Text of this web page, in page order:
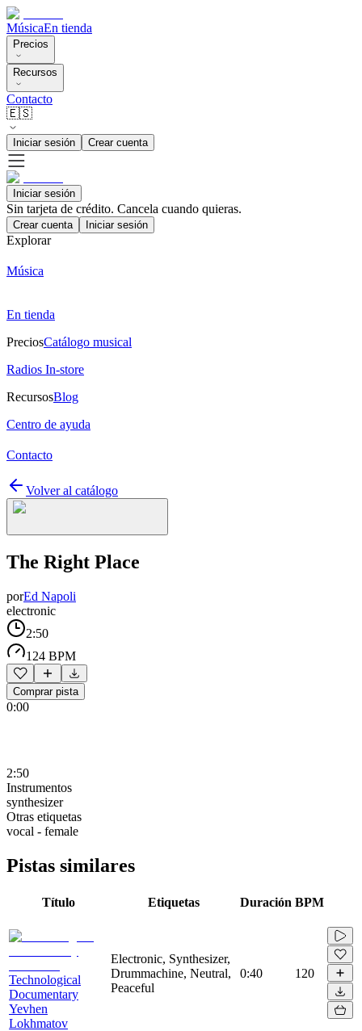
MúsicaEn tienda
Precios
Recursos
Contacto
🇪🇸
Iniciar sesión Crear cuenta
Iniciar sesión
Sin tarjeta de crédito. Cancela cuando quieras.
Crear cuenta Iniciar sesión
Explorar
Música
En tienda
PreciosCatálogo musical
Radios In-store
RecursosBlog
Centro de ayuda
Contacto
Volver al catálogo
The Right Place
porEd Napoli
electronic
2:50
124 BPM
Comprar pista
0:00
2:50
Instrumentos
synthesizer
Otras etiquetas
vocal - female
Pistas similares
Título Etiquetas Duración BPM
Technological
Documentary
Yevhen
Lokhmatov
Electronic, Synthesizer,
Drummachine, Neutral,
Peaceful
0:40 120